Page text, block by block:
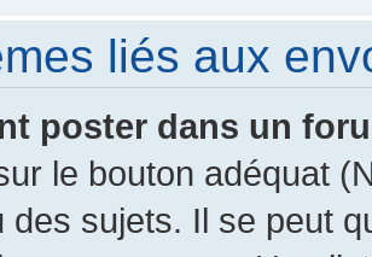
liés aux
poster dans un
le bouton adéquat
des sujets. Il se peut